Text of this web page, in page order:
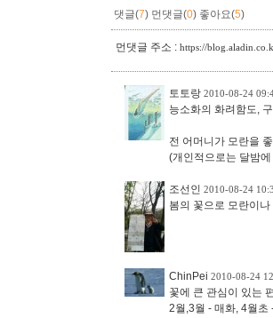
댓글(7) 먼댓글(0) 좋아요(5)
먼댓글 주소 : https://
토토랑 2010-08-24
능소화의 화려함도,
전 어머니가 모란을
(개인적으로는 달밤
조선인 2010-08-24
봄의 꽃으로 모란이
ChinPei 2010-08-24
꽃에 큰 관심이 있는
2월,3월 - 매화, 4월초